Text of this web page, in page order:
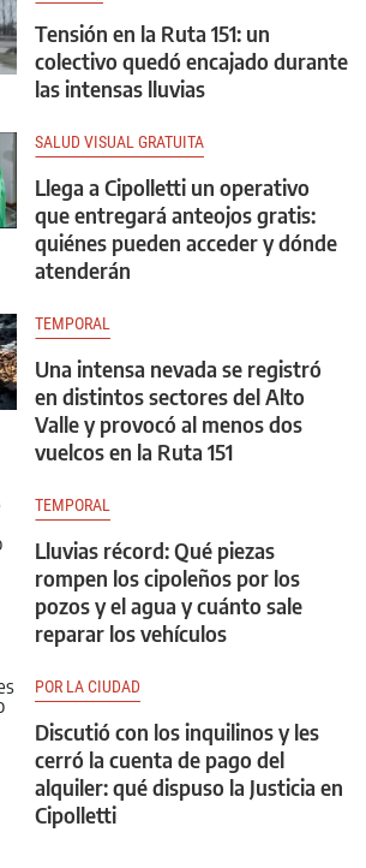
Tensión en la Ruta 151: un
colectivo quedó encajado durante
las intensas lluvias
SALUD VISUAL GRATUITA
Llega a Cipolletti un operativo
que entregará anteojos gratis:
quiénes pueden acceder y dónde
atenderán
TEMPORAL
Una intensa nevada se registró
en distintos sectores del Alto
Valle y provocó al menos dos
vuelcos en la Ruta 151
TEMPORAL
Lluvias récord: Qué piezas
rompen los cipoleños por los
pozos y el agua y cuánto sale
reparar los vehículos
POR LA CIUDAD
Discutió con los inquilinos y les
cerró la cuenta de pago del
alquiler: qué dispuso la Justicia en
Cipolletti